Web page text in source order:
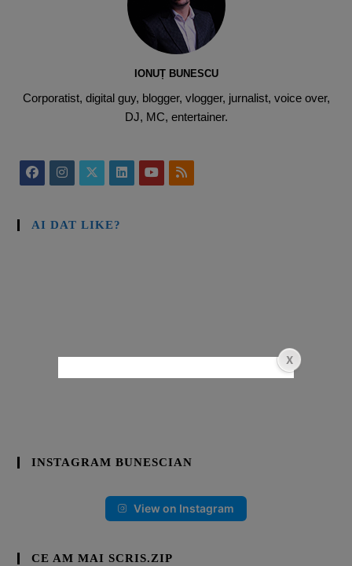
IONUȚ BUNESCU
Corporatist, digital guy, blogger, vlogger, jurnalist, voice over,
DJ, MC, entertainer.
AI DAT LIKE?
INSTAGRAM BUNESCIAN
View on Instagram
CE AM MAI SCRIS.ZIP